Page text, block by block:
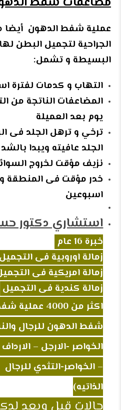
عملية شفط الدهون أيضا
الجراحية لتجميل البطن
البسيطة و تشمل:
التهاب و كدمات لفترة
المضاعفات الناتجة من
يوم بعد العميلة
ترخي و ترهل الجلد فى
الجلد عافيته ويبدا
نزيف مؤقت لخروج
خدر مؤقت فى المنطقة
اسبوعين
استشاري دكتور
خبرة 16 عام
زمالة اوروبية فى التجميل
زمالة امريكية فى
زمالة كندية فى التجميل
اكثر من 4000 عملية شفط للدهون ناجحه
شفط الدهون للرجال
الخواصر -الارجل –
– الخواصر-التثدي
الذاتيه)